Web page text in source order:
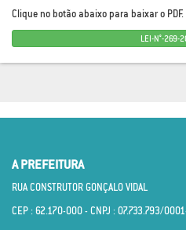
Clique no botão abaixo para baixar o PDF.
LEI-N°-269-
A PREFEITURA
RUA CONSTRUTOR GONÇALO VIDAL
CEP : 62.170­-000 - CNPJ : 07.733.793/